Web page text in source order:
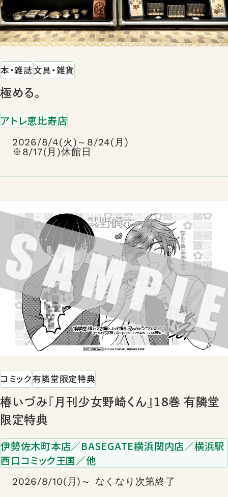
本・雑誌文具・雑貨
極める。
アトレ恵比寿店
2026/8/4(火)～8/24(月)
※8/17(月)休館日
コミック有隣堂限定特典
椿いづみ『月刊少女野崎くん』18巻 有隣堂
限定特典
伊勢佐木町本店／BASEGATE横浜関内店／横浜駅
西口コミック王国／他
2026/8/10(月)～ なくなり次第終了